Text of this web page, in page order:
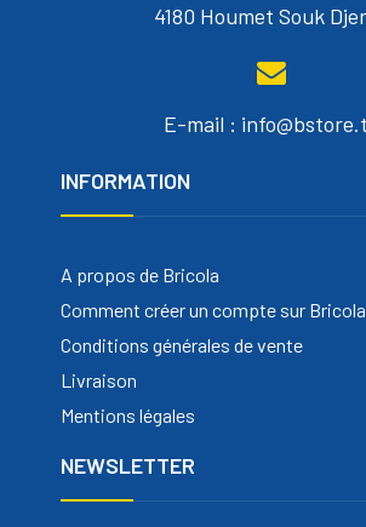
4180 Houmet Souk
E-mail :
INFORMATION
A propos de Bricola
Comment créer un compte sur
Conditions générales de vente
Livraison
Mentions légales
NEWSLETTER